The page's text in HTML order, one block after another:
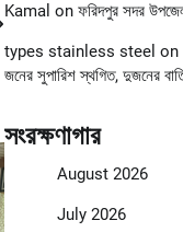
Kamal on ফরিদপুর সদর
types stainless steel on
জনের সুপারিশ স্থগিত, দুজনের
সংরক্ষণাগার
August 2026
July 2026